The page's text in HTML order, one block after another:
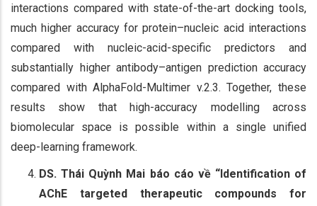
interactions compared with state-of-the-art docking tools,
much higher accuracy for protein–nucleic acid interactions
compared with nucleic-acid-specific predictors and
substantially higher antibody–antigen prediction accuracy
compared with AlphaFold-Multimer v.2.3. Together, these
results show that high-accuracy modelling across
biomolecular space is possible within a single unified
deep-learning framework.
DS. Thái Quỳnh Mai báo cáo về “Identification of
AChE targeted therapeutic compounds for